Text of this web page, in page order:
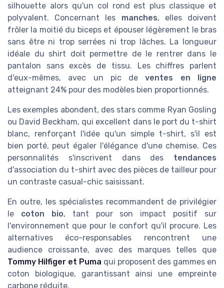
silhouette alors qu'un col rond est plus classique et
polyvalent. Concernant les manches, elles doivent
frôler la moitié du biceps et épouser légèrement le bras
sans être ni trop serrées ni trop lâches. La longueur
idéale du shirt doit permettre de le rentrer dans le
pantalon sans excès de tissu. Les chiffres parlent
d'eux-mêmes, avec un pic deventes en ligne
atteignant 24% pour des modèles bien proportionnés.
Les exemples abondent, des stars comme Ryan Gosling
ou David Beckham, qui excellent dans le port du t-shirt
blanc, renforçant l'idée qu'un simple t-shirt, s'il est
bien porté, peut égaler l'élégance d'une chemise. Ces
personnalités s'inscrivent dans des tendances
d'association du t-shirt avec des pièces de tailleur pour
un contraste casual-chic saisissant.
En outre, les spécialistes recommandent de privilégier
le coton bio, tant pour son impact positif sur
l'environnement que pour le confort qu'il procure. Les
alternatives éco-responsables rencontrent une
audience croissante, avec des marques telles que
Tommy Hilfiger et Puma qui proposent des gammes en
coton biologique, garantissant ainsi une empreinte
carbone réduite.